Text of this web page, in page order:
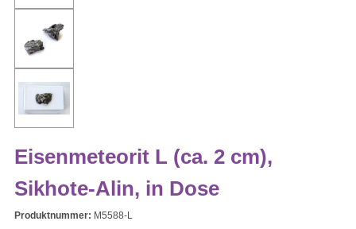
Eisenmeteorit L (ca. 2 cm),
Sikhote-Alin, in Dose
Produktnummer: M5588-L